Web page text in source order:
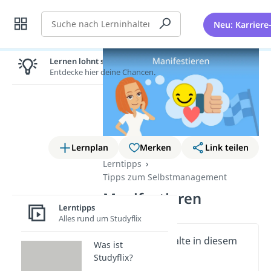
Suche Neu:
Lernplan Merken
Link teilen
Lerntipps
Tipps zum Selbstmanagement
Manifestieren
Wichtige Inhalte in diesem
Video
Lernen lohnt sich!
Entdecke hier deine Chancen.
Lerntipps
Alles rund um Studyflix
Was ist
Studyflix?